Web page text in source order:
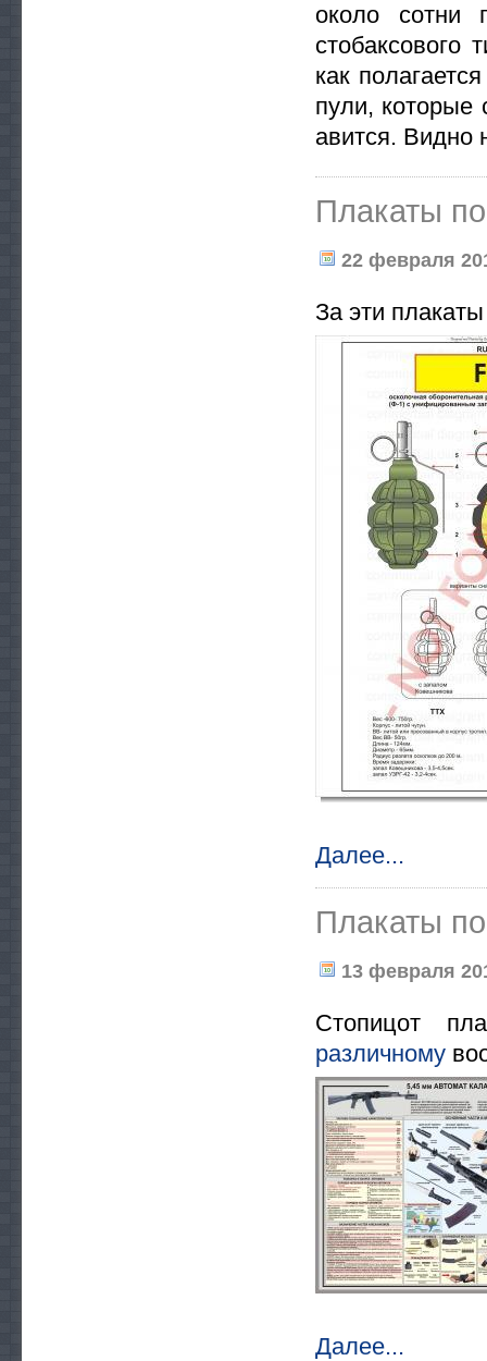
около сотни
стобаксового
как
пули, которые
авится. Видно
Плакаты
22 февраля
За эти
Далее...
Плакаты
13 февраля
Стопицот
различному
Далее...